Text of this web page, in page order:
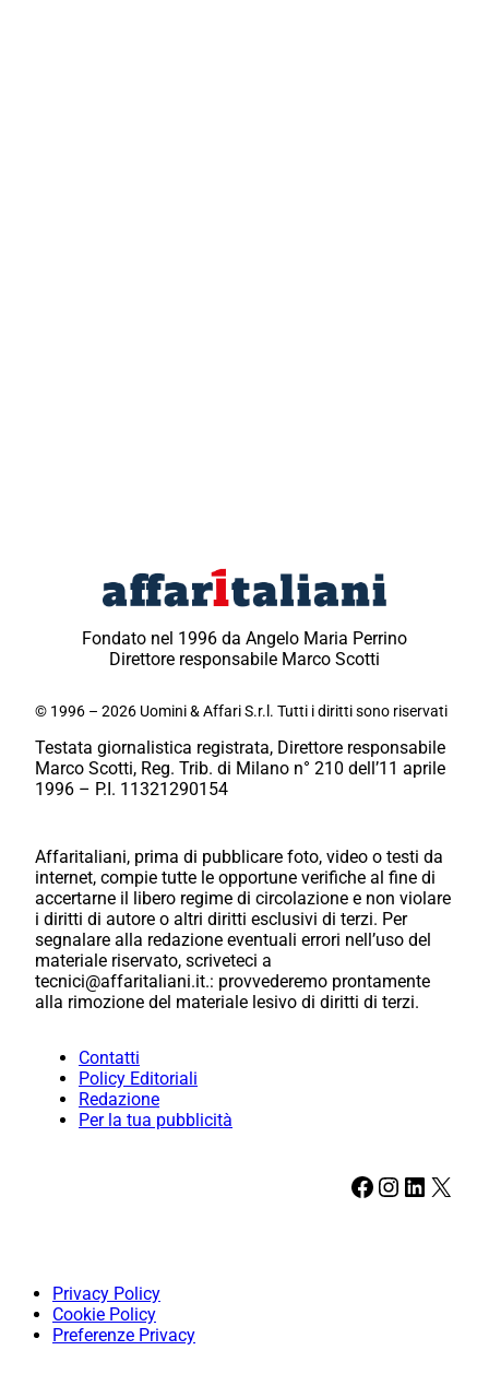
Fondato nel 1996 da Angelo Maria Perrino
Direttore responsabile Marco Scotti
© 1996 – 2026 Uomini & Affari S.r.l. Tutti i diritti sono riservati
Testata giornalistica registrata, Direttore responsabile
Marco Scotti, Reg. Trib. di Milano n° 210 dell’11 aprile
1996 – P.I. 11321290154
Affaritaliani, prima di pubblicare foto, video o testi da
internet, compie tutte le opportune verifiche al fine di
accertarne il libero regime di circolazione e non violare
i diritti di autore o altri diritti esclusivi di terzi. Per
segnalare alla redazione eventuali errori nell’uso del
materiale riservato, scriveteci a
tecnici@affaritaliani.it.: provvederemo prontamente
alla rimozione del materiale lesivo di diritti di terzi.
Contatti
Policy Editoriali
Redazione
Per la tua pubblicità
Facebook Instagram LinkedIn X
Privacy Policy
Cookie Policy
Preferenze Privacy